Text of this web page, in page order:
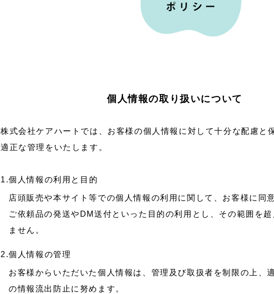
個人情報の取り扱いについて
株式会社ケアハートでは、お客様の個人情報に対して十分な配慮と
適正な管理をいたします。
1.個人情報の利用と目的
店頭販売や本サイト等での個人情報の利用に関して、お客様に同
ご依頼品の発送やDM送付といった目的の利用とし、その範囲を
ません。
2.個人情報の管理
お客様からいただいた個人情報は、管理及び取扱者を制限の上、
の情報流出防止に努めます。